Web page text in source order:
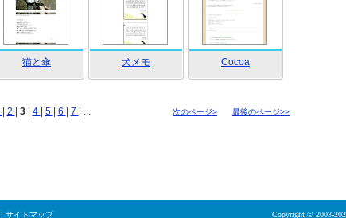
猫と傘 犬メモ Cocoa
2 3 4 5 6 7 | ... 次のページ> 最後のページ>>
| サイトマップ Copyright © 2003-